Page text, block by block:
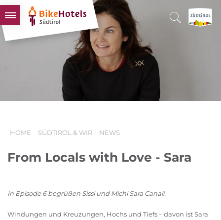
BIKEHOTELS
HOTELS & PAKETE
TOUREN & REVIERE
SÜDTIROL & WIR
HOME SÜDTIROL & WIR NEWS
From Locals with Love - Sara
In Episode 6 begrüßen Sissi und Michi Sara Canali.
Windungen und Kreuzungen, Hochs und Tiefs – davon ist Sara